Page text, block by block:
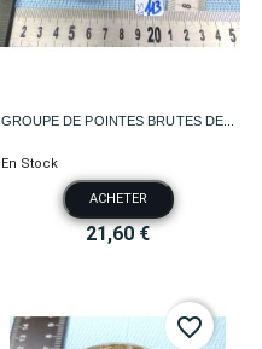
GROUPE DE POINTES BRUTES DE...
En Stock
ACHETER
21,60 €
favorite_border